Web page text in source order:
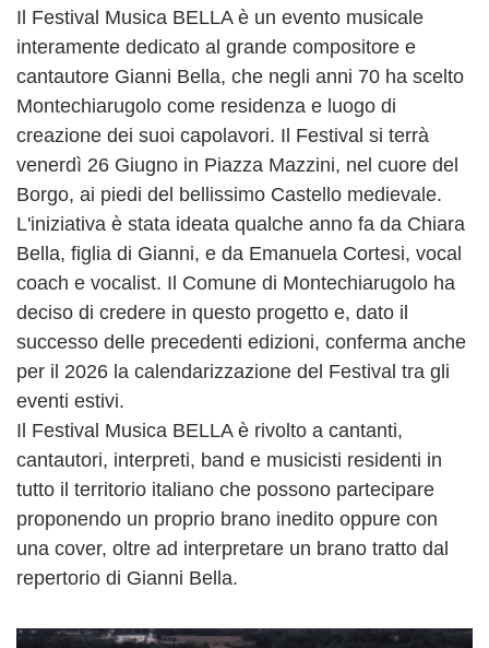
Il Festival Musica BELLA è un evento musicale
interamente dedicato al grande compositore e
cantautore Gianni Bella, che negli anni 70 ha scelto
Montechiarugolo come residenza e luogo di
creazione dei suoi capolavori. Il Festival si terrà
venerdì 26 Giugno in Piazza Mazzini, nel cuore del
Borgo, ai piedi del bellissimo Castello medievale.
L'iniziativa è stata ideata qualche anno fa da Chiara
Bella, figlia di Gianni, e da Emanuela Cortesi, vocal
coach e vocalist. Il Comune di Montechiarugolo ha
deciso di credere in questo progetto e, dato il
successo delle precedenti edizioni, conferma anche
per il 2026 la calendarizzazione del Festival tra gli
eventi estivi.
Il Festival Musica BELLA è rivolto a cantanti,
cantautori, interpreti, band e musicisti residenti in
tutto il territorio italiano che possono partecipare
proponendo un proprio brano inedito oppure con
una cover, oltre ad interpretare un brano tratto dal
repertorio di Gianni Bella.